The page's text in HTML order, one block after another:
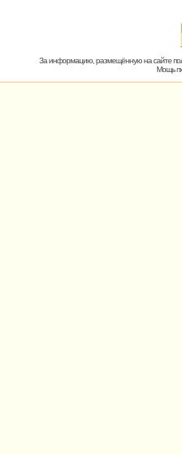
За информацию, размещённую на сайте
Мощь